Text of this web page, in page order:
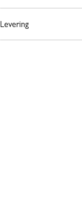
Levering